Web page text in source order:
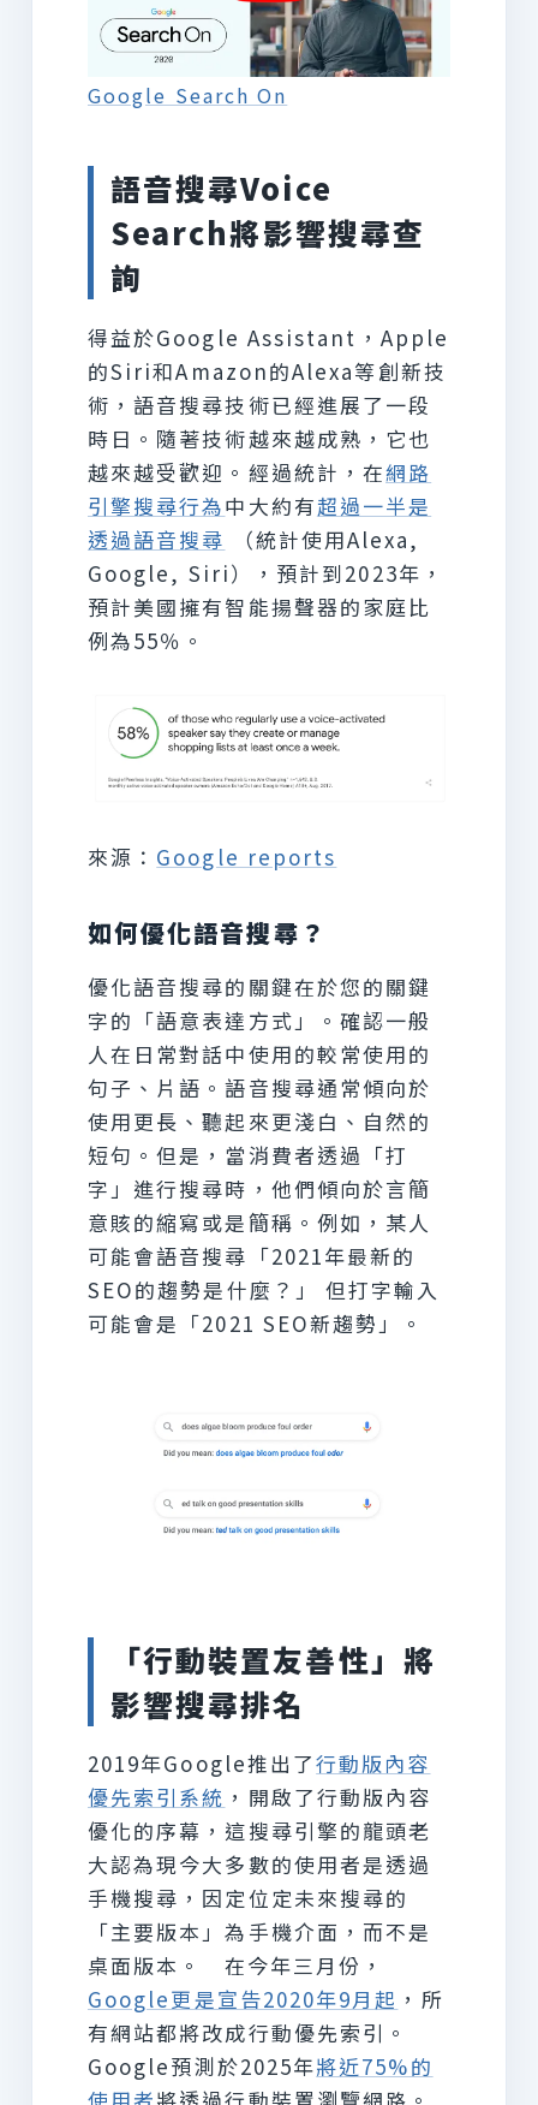
Google Search On
語音搜尋Voice
Search將影響搜尋查
詢
得益於Google Assistant，Apple
的Siri和Amazon的Alexa等創新技
術，語音搜尋技術已經進展了一段
時日。隨著技術越來越成熟，它也
越來越受歡迎。經過統計，在網路
引擎搜尋行為中大約有超過一半是
透過語音搜尋 （統計使用Alexa,
Google, Siri），預計到2023年，
預計美國擁有智能揚聲器的家庭比
例為55％。
來源： Google reports
如何優化語音搜尋？
優化語音搜尋的關鍵在於您的關鍵
字的「語意表達方式」。確認一般
人在日常對話中使用的較常使用的
句子、片語。語音搜尋通常傾向於
使用更長、聽起來更淺白、自然的
短句。但是，當消費者透過「打
字」進行搜尋時，他們傾向於言簡
意賅的縮寫或是簡稱。例如，某人
可能會語音搜尋「2021年最新的
SEO的趨勢是什麼？」 但打字輸入
可能會是「2021 SEO新趨勢」。
「行動裝置友善性」將
影響搜尋排名
2019年Google推出了行動版內容
優先索引系統 ，開啟了行動版內容
優化的序幕，這搜尋引擎的龍頭老
大認為現今大多數的使用者是透過
手機搜尋，因定位定未來搜尋的
「主要版本」為手機介面，而不是
桌面版本。 在今年三月份，
Google更是宣告2020年9月起 ，所
有網站都將改成行動優先索引。
Google預測於2025年將近75%的